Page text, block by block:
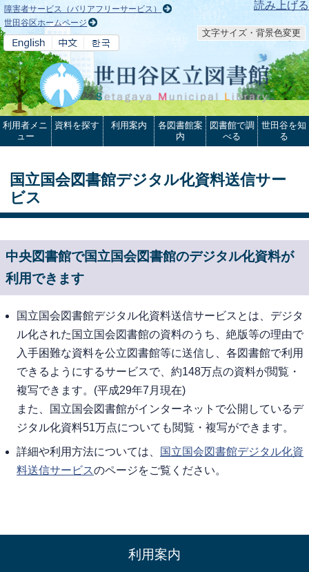
本文へ 読み上げる
障害者サービス（バリアフリーサービス）
世田谷区ホームページ
文字サイズ・背景色変更
利用者メニ
ュー
資料を探す 利用案内
各図書館案
内
図書館で調
べる
世田谷を知
る
国立国会図書館デジタル化資料送信サー
ビス
中央図書館で国立国会図書館のデジタル化資料が
利用できます
国立国会図書館デジタル化資料送信サービスとは、デジタ
ル化された国立国会図書館の資料のうち、絶版等の理由で
入手困難な資料を公立図書館等に送信し、各図書館で利用
できるようにするサービスで、約148万点の資料が閲覧・
複写できます。(平成29年7月現在)
また、国立国会図書館がインターネットで公開しているデ
ジタル化資料51万点についても閲覧・複写ができます。
詳細や利用方法については、
国立国会図書館デジタル化資
料送信サービスのページをご覧ください。
利用案内